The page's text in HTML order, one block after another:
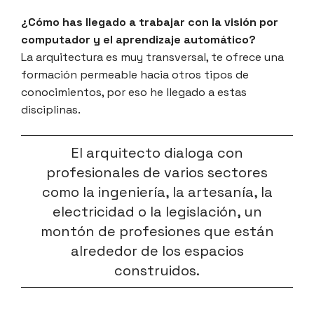
¿Cómo has llegado a trabajar con la visión por
computador y el aprendizaje automático?
La arquitectura es muy transversal, te ofrece una
formación permeable hacia otros tipos de
conocimientos, por eso he llegado a estas
disciplinas.
El arquitecto dialoga con
profesionales de varios sectores
como la ingeniería, la artesanía, la
electricidad o la legislación, un
montón de profesiones que están
alrededor de los espacios
construidos.